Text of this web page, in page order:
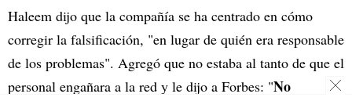
Haleem dijo que la compañía se ha centrado en cómo
corregir la falsificación, "en lugar de quién era responsable
de los problemas". Agregó que no estaba al tanto de que el
personal engañara a la red y le dijo a Forbes: "No